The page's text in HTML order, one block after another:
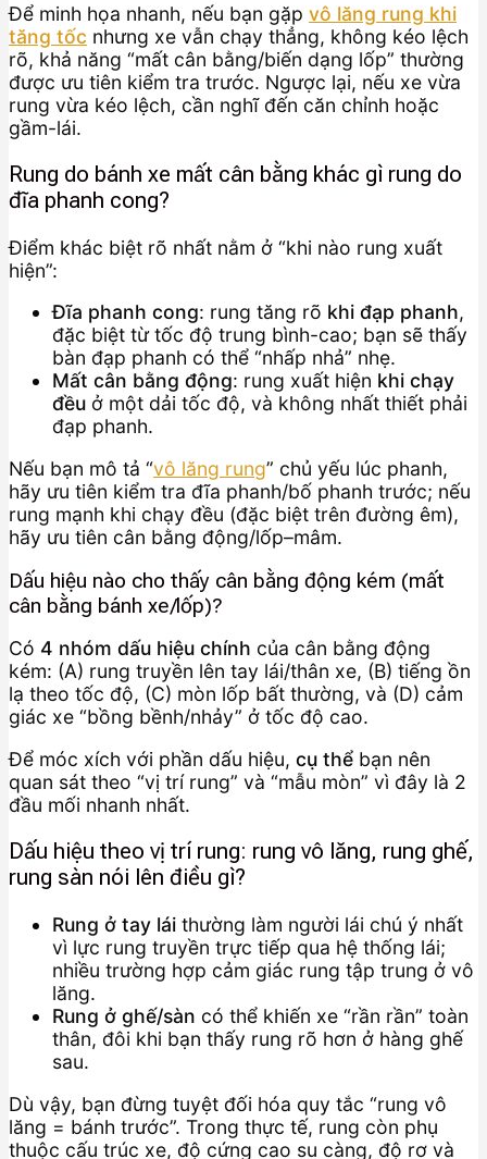
Để minh họa nhanh, nếu bạn gặp vô lăng rung khi
tăng tốc nhưng xe vẫn chạy thẳng, không kéo lệch
rõ, khả năng “mất cân bằng/biến dạng lốp” thường
được ưu tiên kiểm tra trước. Ngược lại, nếu xe vừa
rung vừa kéo lệch, cần nghĩ đến căn chỉnh hoặc
gầm-lái.
Rung do bánh xe mất cân bằng khác gì rung do
đĩa phanh cong?
Điểm khác biệt rõ nhất nằm ở “khi nào rung xuất
hiện”:
Đĩa phanh cong: rung tăng rõ khi đạp phanh,
đặc biệt từ tốc độ trung bình-cao; bạn sẽ thấy
bàn đạp phanh có thể “nhấp nhả” nhẹ.
Mất cân bằng động: rung xuất hiện khi chạy
đều ở một dải tốc độ, và không nhất thiết phải
đạp phanh.
Nếu bạn mô tả “vô lăng rung” chủ yếu lúc phanh,
hãy ưu tiên kiểm tra đĩa phanh/bố phanh trước; nếu
rung mạnh khi chạy đều (đặc biệt trên đường êm),
hãy ưu tiên cân bằng động/lốp–mâm.
Dấu hiệu nào cho thấy cân bằng động kém (mất
cân bằng bánh xe/lốp)?
Có 4 nhóm dấu hiệu chính của cân bằng động
kém: (A) rung truyền lên tay lái/thân xe, (B) tiếng ồn
lạ theo tốc độ, (C) mòn lốp bất thường, và (D) cảm
giác xe “bồng bềnh/nhảy” ở tốc độ cao.
Để móc xích với phần dấu hiệu, cụ thể bạn nên
quan sát theo “vị trí rung” và “mẫu mòn” vì đây là 2
đầu mối nhanh nhất.
Dấu hiệu theo vị trí rung: rung vô lăng, rung ghế,
rung sàn nói lên điều gì?
Rung ở tay lái thường làm người lái chú ý nhất
vì lực rung truyền trực tiếp qua hệ thống lái;
nhiều trường hợp cảm giác rung tập trung ở vô
lăng.
Rung ở ghế/sàn có thể khiến xe “rần rần” toàn
thân, đôi khi bạn thấy rung rõ hơn ở hàng ghế
sau.
Dù vậy, bạn đừng tuyệt đối hóa quy tắc “rung vô
lăng = bánh trước”. Trong thực tế, rung còn phụ
thuộc cấu trúc xe, độ cứng cao su càng, độ rơ và